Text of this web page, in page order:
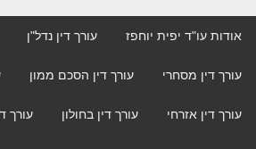
אודות עו"ד יפית יוחפז עורך דין נדל"ן
עורך דין מסחרי עורך דין הסכם ממון
עורך דין אזרחי עורך דין בחולון עורך